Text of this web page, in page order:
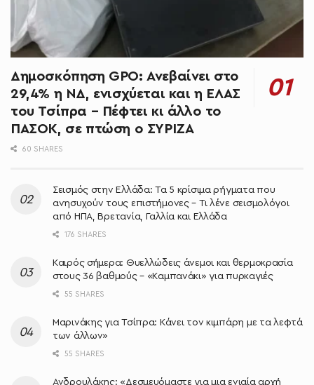
Δημοσκόπηση GPO: Ανεβαίνει στο
29,4% η ΝΔ, ενισχύεται και η ΕΛΑΣ
του Τσίπρα – Πέφτει κι άλλο το
ΠΑΣΟΚ, σε πτώση ο ΣΥΡΙΖΑ
60 SHARES
Σεισμός στην Ελλάδα: Τα 5 κρίσιμα ρήγματα που
ανησυχούν τους επιστήμονες – Τι λένε σεισμολόγοι
από ΗΠΑ, Βρετανία, Γαλλία και Ελλάδα
176 SHARES
Καιρός σήμερα: Θυελλώδεις άνεμοι και θερμοκρασία
στους 36 βαθμούς – «Καμπανάκι» για πυρκαγιές
55 SHARES
Μαρινάκης για Τσίπρα: Κάνει τον κιμπάρη με τα λεφτά
των άλλων»
55 SHARES
Ανδρουλάκης: «Δεσμευόμαστε για μια ενιαία αρχή